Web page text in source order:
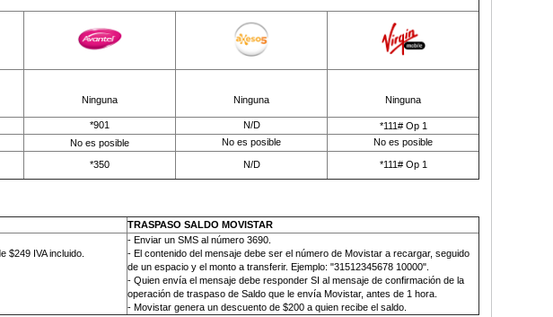
Ninguna Ninguna Ninguna
*901 N/D
*111# Op 1
No es posible No es posible No es posible
*350 N/D *111# Op 1
TRASPASO SALDO MOVISTAR
$249 IVA incluido.
-Enviar un SMS al número3690.
- El contenido del mensaje debe ser el número de Movistar a recargar, seguido
de un espacio y el monto a transferir. Ejemplo: "31512345678 10000".
- Quien envía el mensaje debe responder SI al mensaje de confirmación de la
operación de traspaso de Saldo que le envía Movistar, antes de 1 hora.
- Movistar genera un descuento de $200 a quien recibe el saldo